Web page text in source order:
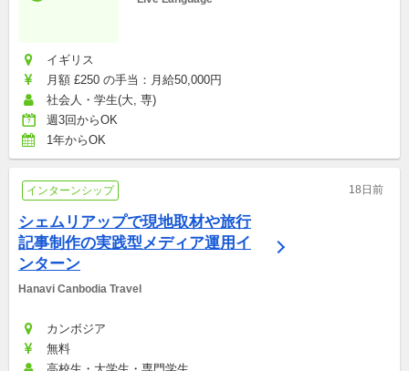
イギリス
月額 £250 の手当：月給50,000円
社会人・学生(大, 専)
週3回からOK
1年からOK
インターンシップ 18日前
シェムリアップで現地取材や旅行
記事制作の実践型メディア運用イ
ンターン
Hanavi Canbodia Travel
カンボジア
無料
高校生・大学生・専門学生